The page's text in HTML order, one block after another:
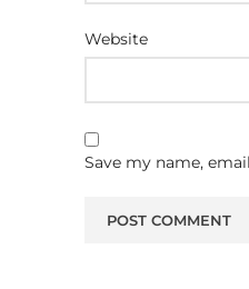
Website
Save my name,